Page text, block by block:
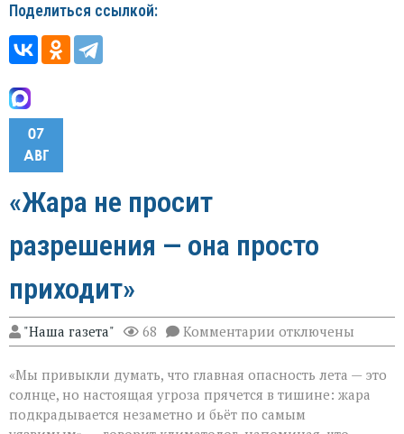
Поделиться ссылкой:
07
АВГ
«Жара не просит
разрешения — она просто
приходит»
"Наша газета" 68 Комментарии к
записи
не
просит
разрешения — она
просто
отключены
«Мы привыкли думать, что главная опасность лета — это
солнце, но настоящая угроза прячется в тишине: жара
подкрадывается незаметно и бьёт по самым